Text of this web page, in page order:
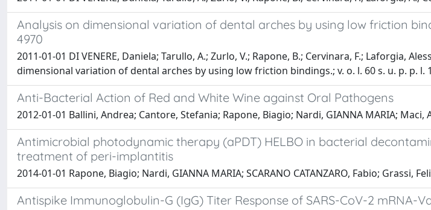
Analysis on dimensional variation of dental arches by using low friction
4970
2011-01-01 DI VENERE, Daniela; Tarullo, A.; Zurlo, V.; Rapone, B.; Cervinara, F.; Laforgia,
dimensional variation of dental arches by using low friction bindings.; v. o. l. 60 s. u. p. p. l.
Anti-Bacterial Action of Red and White Wine against Oral Pathogens
2012-01-01 Ballini, Andrea; Cantore, Stefania; Rapone, Biagio; Nardi, GIANNA MARIA; Maci,
Antimicrobial photodynamic therapy (aPDT) HELBO in bacterial
treatment of peri-implantitis
2014-01-01 Rapone, Biagio; Nardi, GIANNA MARIA; SCARANO CATANZARO, Fabio; Grassi,
Antispike Immunoglobulin-G (IgG) Titer Response of SARS-CoV-2 mRNA-